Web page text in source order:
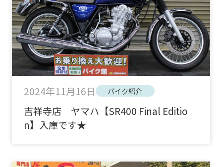
2024年11月16日 バイク紹介
吉祥寺店 ヤマハ【SR400 Final Editio
n】入庫です★